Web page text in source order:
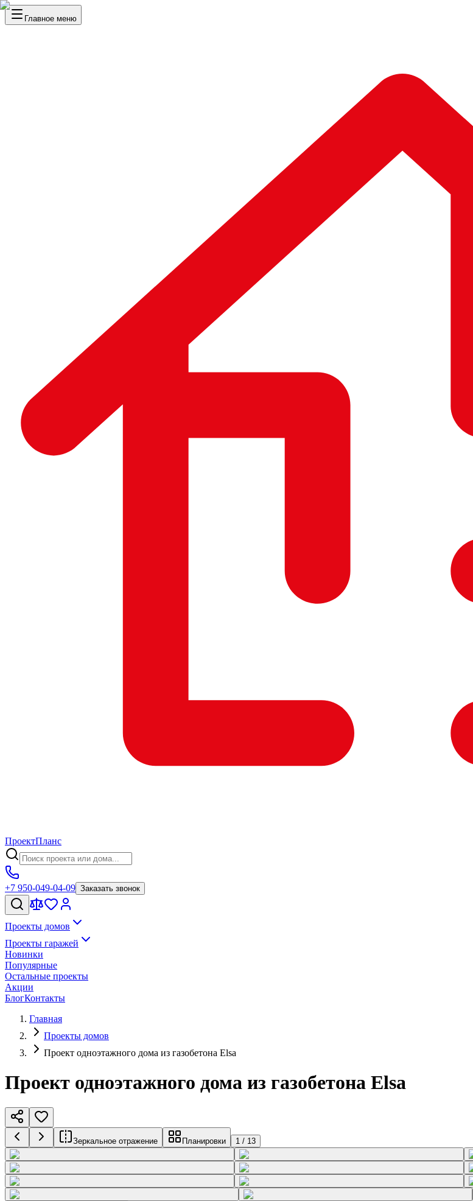
Главное меню
ПроектПланс
+7 950-049-04-09 Заказать звонок
Проекты домов
Проекты гаражей
Новинки
Популярные
Остальные проекты
Акции
БлогКонтакты
Главная
Проекты домов
Проект одноэтажного дома из газобетона Elsa
Проект одноэтажного дома из газобетона Elsa
Зеркальное отражение Планировки 1 / 13